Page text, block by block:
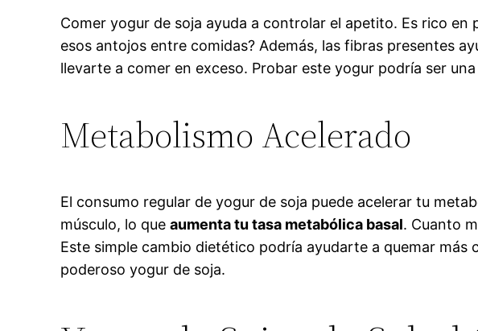
Comer yogur de soja ayuda a controlar el apetito. Es rico en
esos antojos entre comidas? Además, las fibras presentes
llevarte a comer en exceso. Probar este yogur podría ser
Metabolismo Acelerado
El consumo regular de yogur de soja puede acelerar tu
músculo, lo queaumenta tu tasa metabólica basal. Cuanto
Este simple cambio dietético podría ayudarte a quemar
poderoso yogur de soja.